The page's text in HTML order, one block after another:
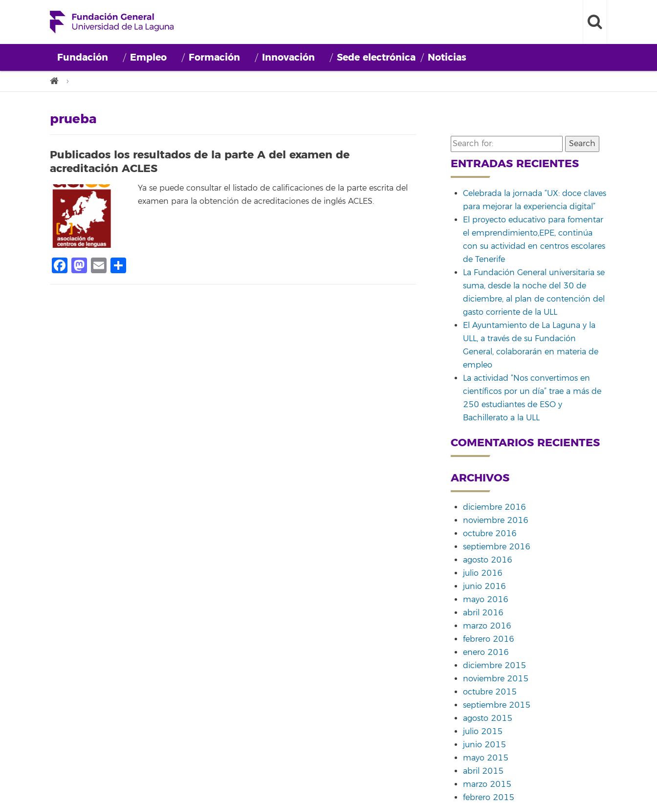
Fundación Empleo Formación Innovación Sede electrónica Noticias
prueba
Publicados los resultados de la parte A del examen de
acreditación ACLES
Ya se puede consultar el listado de calificaciones de la parte escrita del
examen para la obtención de acreditaciones de inglés ACLES.
Facebook
Mastodon
Email
Search
for:
ENTRADAS RECIENTES
Celebrada la jornada “UX: doce claves
para mejorar la experiencia digital”
El proyecto educativo para fomentar
el emprendimiento,EPE, continúa
con su actividad en centros escolares
de Tenerife
La Fundación General universitaria se
suma, desde la noche del 30 de
diciembre, al plan de contención del
gasto corriente de la ULL
El Ayuntamiento de La Laguna y la
ULL, a través de su Fundación
General, colaborarán en materia de
empleo
La actividad “Nos convertimos en
científicos por un día” trae a más de
250 estudiantes de ESO y
Bachillerato a la ULL
COMENTARIOS RECIENTES
ARCHIVOS
diciembre 2016
noviembre 2016
octubre 2016
septiembre 2016
agosto 2016
julio 2016
junio 2016
mayo 2016
abril 2016
marzo 2016
febrero 2016
enero 2016
diciembre 2015
noviembre 2015
octubre 2015
septiembre 2015
agosto 2015
julio 2015
junio 2015
mayo 2015
abril 2015
marzo 2015
febrero 2015